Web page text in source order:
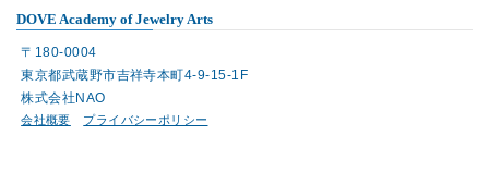
DOVE Academy of Jewelry Arts
〒180-0004
東京都武蔵野市吉祥寺本町4-9-15-1F
株式会社NAO
会社概要 プライバシーポリシー